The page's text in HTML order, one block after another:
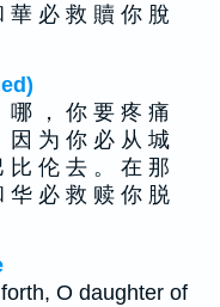
華 必 救 贖 你 脫
哪 ， 你 要 疼 痛
因 为 你 必 从 城
比 伦 去 。 在 那
华 必 救 赎 你 脱
O daughter of